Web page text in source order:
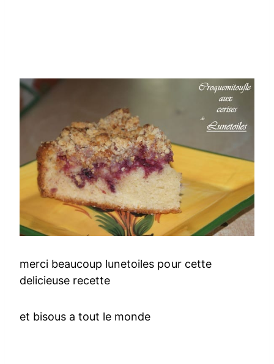
merci beaucoup lunetoiles pour cette
delicieuse recette
et bisous a tout le monde